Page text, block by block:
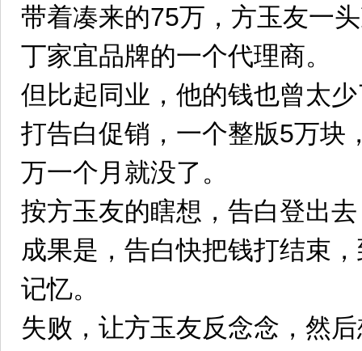
带着凑来的75万，方玉友一
丁家宜品牌的一个代理商。
但比起同业，他的钱也曾太
打告白促销，一个整版5万块
万一个月就没了。
按方玉友的瞎想，告白登出
成果是，告白快把钱打结束
记忆。
失败，让方玉友反念念，然